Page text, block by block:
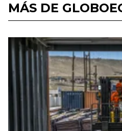
MÁS DE